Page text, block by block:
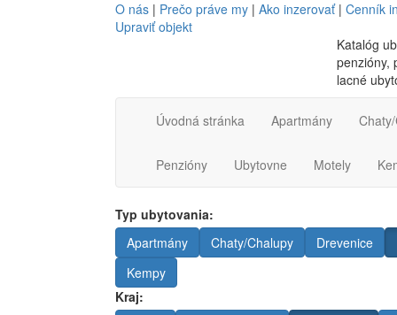
O nás | Prečo práve my | Ako inzerovať| Cenník
Upraviť objekt
Katalóg
penzióny,
lacné
Úvodná stránka Apartmány
Penzióny Ubytovne Motely
Typ ubytovania:
Apartmány
Chaty/Chalupy Drevenice
Kempy
Kraj: